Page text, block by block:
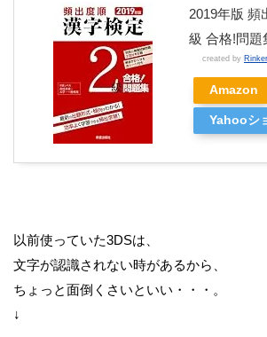
2019年版 頻
級 合格!問題
created by Rinker
Amazon
Yahooシ
以前使っていた3DSは、
文字が認識されない時があるから、
ちょっと面倒くさいといい・・・。
↓